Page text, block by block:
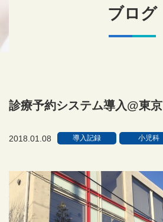
ブログ
診療予約システム導入@東京
2018.01.08 導入記録 小児科